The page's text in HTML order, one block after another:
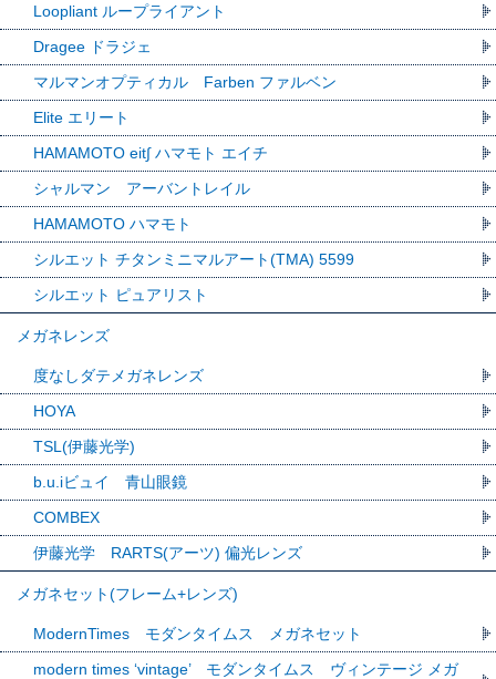
Loopliant ループライアント
Dragee ドラジェ
マルマンオプティカル Farben ファルベン
Elite エリート
HAMAMOTO eit∫ ハマモト エイチ
シャルマン アーバントレイル
HAMAMOTO ハマモト
シルエット チタンミニマルアート(TMA) 5599
シルエット ピュアリスト
メガネレンズ
度なしダテメガネレンズ
HOYA
TSL(伊藤光学)
b.u.iビュイ 青山眼鏡
COMBEX
伊藤光学 RARTS(アーツ) 偏光レンズ
メガネセット(フレーム+レンズ)
ModernTimes モダンタイムス メガネセット
modern times ‘vintage’ モダンタイムス ヴィンテージ メガ